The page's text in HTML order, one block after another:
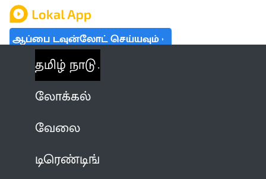
ஆப்பை டவுன்லோட் செய்யவும்
தமிழ் நாடு
லோக்கல்
வேலை
டிரெண்டிங்